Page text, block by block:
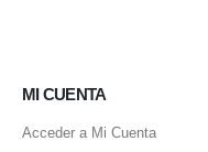
MI CUENTA
Acceder a Mi Cuenta